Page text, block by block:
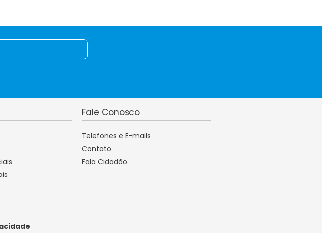
Fale Conosco
Telefones e E-mails
Contato
Fala Cidadão